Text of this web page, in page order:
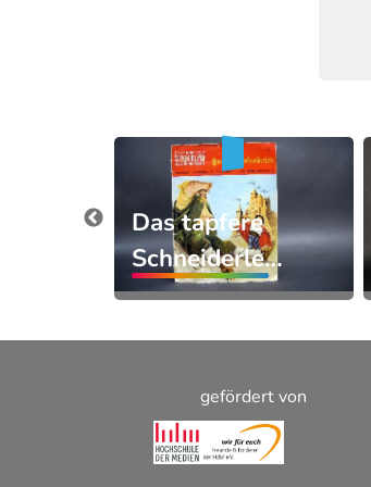
Das tapfere
Schneiderle…
gefördert von